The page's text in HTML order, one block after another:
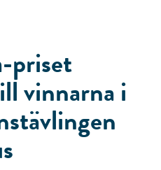
priset
vinnarna i